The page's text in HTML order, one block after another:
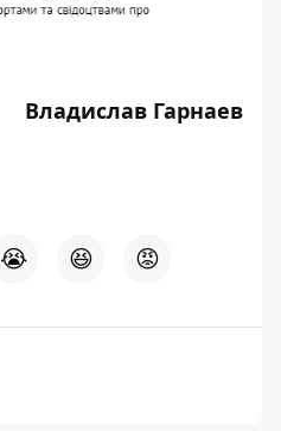
Владислав Гарнаев
😭 😆 😡